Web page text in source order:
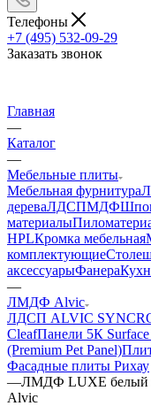
Телефоны
+7 (495) 532-09-29
Заказать звонок
Главная
—
Каталог
—
Мебельные плиты
Мебельная фурнитура
дереваЛДСПМДФ
материалы
HPLКромка мебельная
комплектующие
аксессуарыФанера
—
ЛМДФ Alvic
ЛДСП ALVIC
CleafПанели 5К Surface
(Premium Pet Panel)
Фасадные плиты Рихау
—ЛМДФ LUXE белый
Alvic